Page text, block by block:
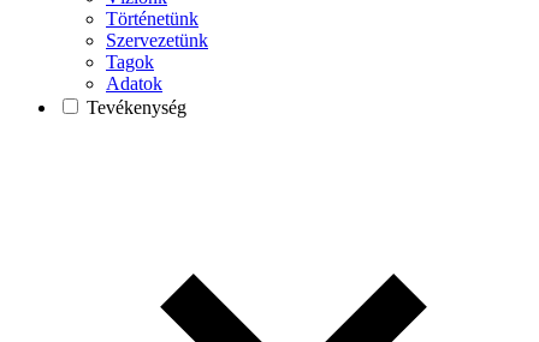
Történetünk
Szervezetünk
Tagok
Adatok
Tevékenység